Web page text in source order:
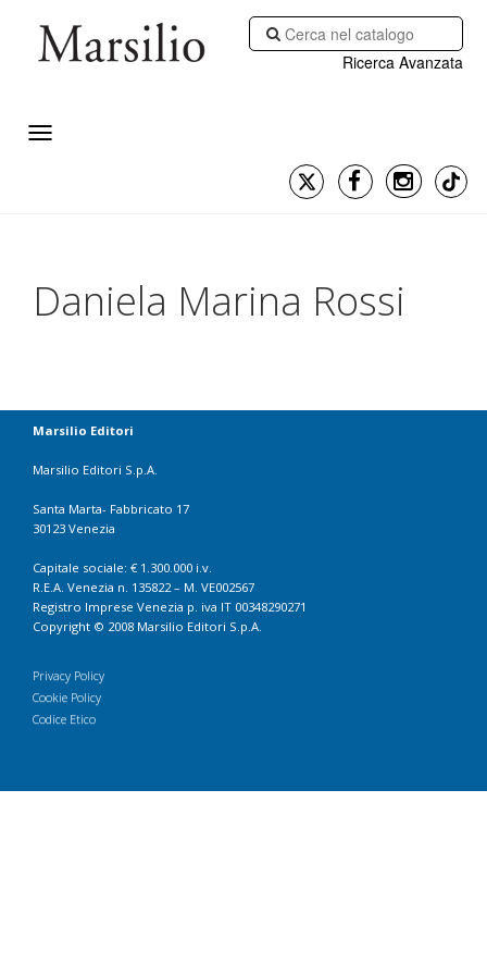
Ricerca Avanzata
Daniela Marina Rossi
Marsilio Editori
Marsilio Editori S.p.A.
Santa Marta- Fabbricato 17
30123 Venezia
Capitale sociale: € 1.300.000 i.v.
R.E.A. Venezia n. 135822 – M. VE002567
Registro Imprese Venezia p. iva IT 00348290271
Copyright © 2008 Marsilio Editori S.p.A.
Privacy Policy
Cookie Policy
Codice Etico